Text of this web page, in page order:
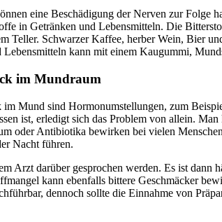
eine Beschädigung der Nerven zur Folge
in Getränken und Lebensmitteln. Die
Teller. Schwarzer Kaffee, herber Wein, Bier
kann mit einem Kaugummi,
im Mundraum
Mund sind Hormonumstellungen, zum
ist, erledigt sich das Problem von allein.
oder Antibiotika bewirken bei vielen
Nacht führen.
Arzt darüber gesprochen werden. Es ist
kann ebenfalls bittere Geschmäcker
dennoch sollte die Einnahme von